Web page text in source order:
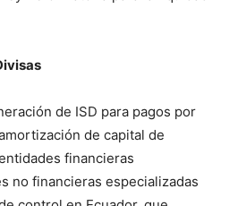
de ISD para pagos por
de capital de
financieras
no financieras especializadas